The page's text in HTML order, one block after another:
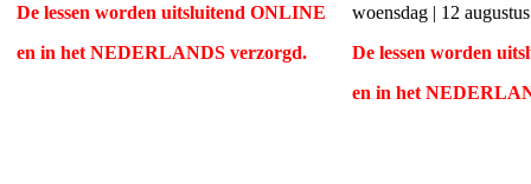
De lessen worden uitsluitend ONLINE
en in het NEDERLANDS verzorgd.
woensdag | 12
De lessen worden
en in het